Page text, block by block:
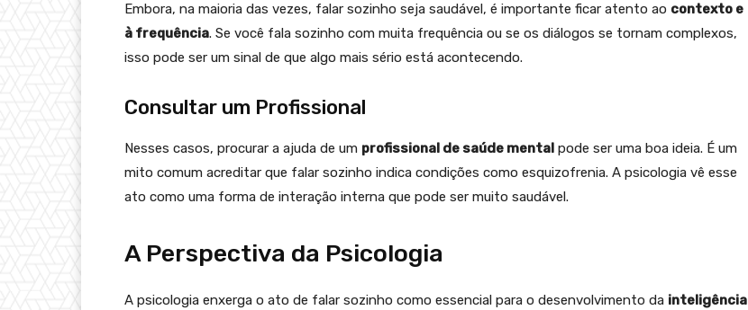
Embora, na maioria das vezes, falar sozinho seja saudável, é importante ficar atento ao contexto e
à frequência. Se você fala sozinho com muita frequência ou se os diálogos se tornam complexos,
isso pode ser um sinal de que algo mais sério está acontecendo.
Consultar um Profissional
Nesses casos, procurar a ajuda de um profissional de saúde mental pode ser uma boa ideia. É um
mito comum acreditar que falar sozinho indica condições como esquizofrenia. A psicologia vê esse
ato como uma forma de interação interna que pode ser muito saudável.
A Perspectiva da Psicologia
A psicologia enxerga o ato de falar sozinho como essencial para o desenvolvimento da inteligência